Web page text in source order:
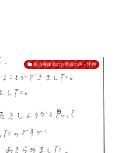
抵当権抹消のお客様の声・評判